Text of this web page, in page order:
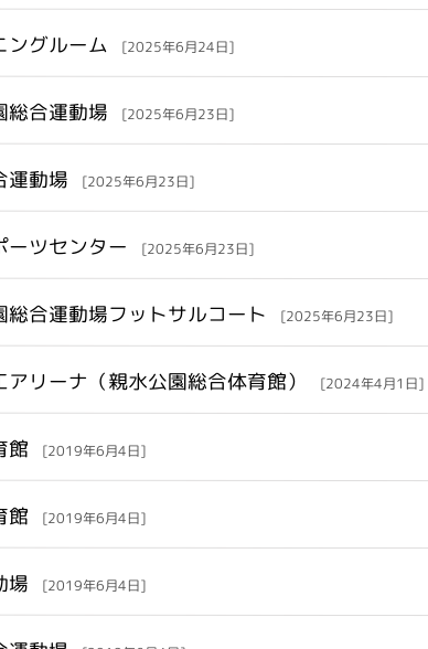
ングルーム [2025年6月24日]
総合運動場 [2025年6月23日]
運動場 [2025年6月23日]
ーツセンター [2025年6月23日]
総合運動場フットサルコート [2025年6月23日]
アリーナ（親水公園総合体育館） [2024年4月1日]
館 [2019年6月4日]
館 [2019年6月4日]
場 [2019年6月4日]